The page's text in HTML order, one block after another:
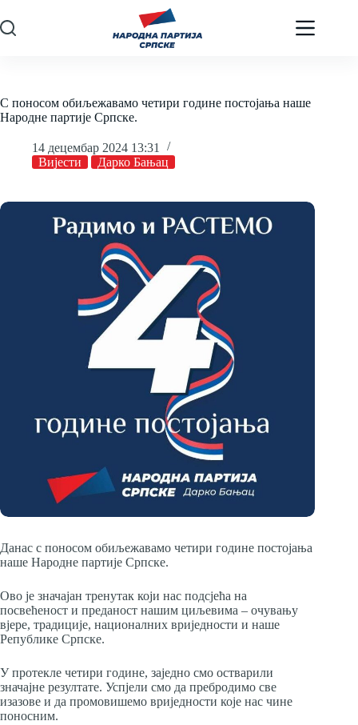
to
content
С поносом обиљежавамо четири године постојања наше
Народне партије Српске.
14 децембар 2024 13:31
Вијести
Дарко Бањац
Данас с поносом обиљежавамо четири године постојања
наше Народне партије Српске.
Ово је значајан тренутак који нас подсјећа на
посвећеност и преданост нашим циљевима – очувању
вјере, традиције, националних вриједности и наше
Републике Српске.
У протекле четири године, заједно смо остварили
значајне резултате. Успјели смо да пребродимо све
изазове и да промовишемо вриједности које нас чине
поносним.